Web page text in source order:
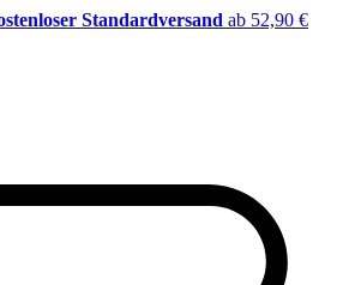
Standardversand ab 52,90 €